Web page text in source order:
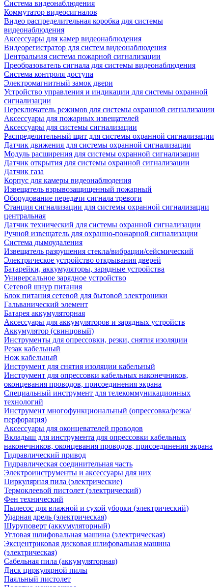
Система видеонаблюдения
Коммутатор видеосигналов
Видео распределительная коробка для системы
видеонаблюдения
Аксессуары для камер видеонаблюдения
Видеорегистратор для систем видеонаблюдения
Центральная система пожарной сигнализации
Преобразователь сигнала для системы видеонаблюдения
Система контроля доступа
Электромагнитный замок двери
Устройство управления и индикации для системы охранной
сигнализации
Переключатель режимов для системы охранной сигнализации
Аксессуары для пожарных извещателей
Аксессуары для системы сигнализации
Распределительный щит для системы охранной сигнализации
Датчик движения для системы охранной сигнализации
Модуль расширения для системы охранной сигнализации
Датчик открытия для системы охранной сигнализации
Датчик газа
Корпус для камеры видеонаблюдения
Извещатель взрывозащищенный пожарный
Оборудование передачи сигнала тревоги
Станция сигнализации для системы охранной сигнализации
центральная
Датчик технический для системы охранной сигнализации
Ручной извещатель для охранно-пожарной сигнализации
Система дымоудаления
Извещатель разрушения стекла/вибрации/сейсмический
Электрическое устройство открывания дверей
Батарейки, аккумуляторы, зарядные устройства
Универсальное зарядное устройство
Сетевой шнур питания
Блок питания сетевой для бытовой электроники
Гальванический элемент
Батарея аккумуляторная
Аксессуары для аккумуляторов и зарядных устройств
Аккумулятор (свинцовый)
Инструменты для опрессовки, резки, снятия изоляции
Резак кабельный
Нож кабельный
Инструмент для снятия изоляции кабельный
Инструмент для опрессовки кабельных наконечников,
оконцевания проводов, присоединения экрана
Специальный инструмент для телекоммуникационных
технологий
Инструмент многофункциональный (опрессовка/резка/
перфорация)
Аксессуары для оконцевателей проводов
Вкладыш для инструмента для опрессовки кабельных
наконечников, оконцевания проводов, присоединения экрана
Гидравлический привод
Гидравлическая соединительная часть
Электроинструменты и аксессуары для них
Циркулярная пила (электрические)
Термоклеевой пистолет (электрический)
Фен технический
Пылесос для влажной и сухой уборки (электрический)
Ударная дрель (электрическая)
Шуруповерт (аккумуляторный)
Угловая шлифовальная машина (электрическая)
Эксцентриковая дисковая шлифовальная машина
(электрическая)
Сабельная пила (аккумуляторная)
Диск циркулярной пилы
Паяльный пистолет